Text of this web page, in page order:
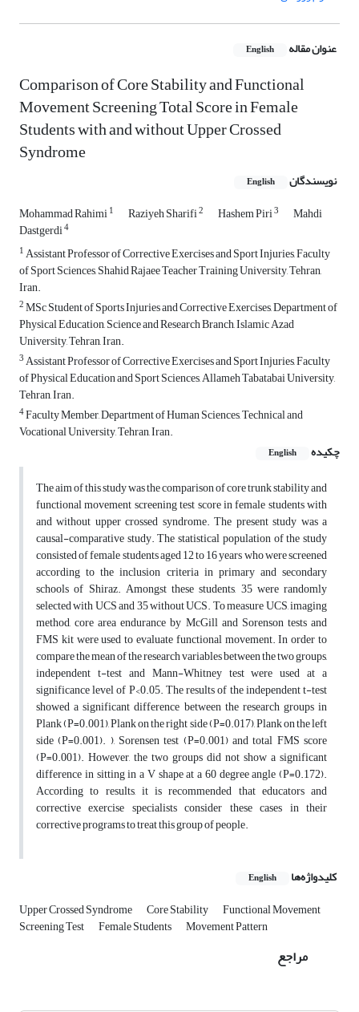
عنوان مقاله English
Comparison of Core Stability and Functional
Movement Screening Total Score in Female
Students with and without Upper Crossed
Syndrome
نویسندگان English
Mohammad Rahimi1 Raziyeh Sharifi2 Hashem Piri3 Mahdi
Dastgerdi4
1Assistant Professor of Corrective Exercises and Sport Injuries, Faculty
of Sport Sciences, Shahid Rajaee Teacher Training University, Tehran,
Iran.
2MSc Student of Sports Injuries and Corrective Exercises, Department of
Physical Education, Science and Research Branch, Islamic Azad
University, Tehran, Iran.
3Assistant Professor of Corrective Exercises and Sport Injuries, Faculty
of Physical Education and Sport Sciences, Allameh Tabatabai University,
Tehran, Iran.
4Faculty Member, Department of Human Sciences, Technical and
Vocational University, Tehran, Iran.
چکیده
English
The aim of this study was the comparison of core trunk stability and
functional movement screening test score in female students with
and without upper crossed syndrome. The present study was a
causal-comparative study. The statistical population of the study
consisted of female students aged 12 to 16 years who were screened
according to the inclusion criteria in primary and secondary
schools of Shiraz. Amongst these students, 35 were randomly
selected with UCS and 35 without UCS. To measure UCS, imaging
method, core area endurance by McGill and Sorenson tests and
FMS kit were used to evaluate functional movement. In order to
compare the mean of the research variables between the two groups,
independent t-test and Mann-Whitney test were used at a
significance level of P<0.05. The results of the independent t-test
showed a significant difference between the research groups in
Plank (P=0.001), Plank on the right side (P=0.017), Plank on the left
side (P=0.001). ), Sorensen test (P=0.001) and total FMS score
(P=0.001). However, the two groups did not show a significant
difference in sitting in a V shape at a 60 degree angle (P=0.172).
According to results, it is recommended that educators and
corrective exercise specialists consider these cases in their
corrective programs to treat this group of people.
کلیدواژه‌ها English
Upper Crossed Syndrome Core Stability Functional Movement
Screening Test Female Students Movement Pattern
مراجع